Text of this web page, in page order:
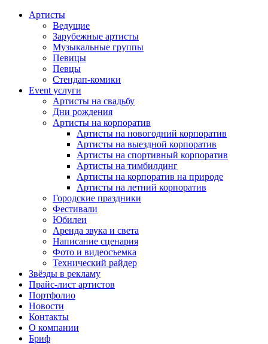
Артисты
Ведущие
Зарубежные артисты
Музыкальные группы
Певицы
Певцы
Стендап-комики
Event услуги
Артисты на свадьбу
Дни рождения
Артисты на корпоратив
Артисты на новогодний корпоратив
Артисты на выездной корпоратив
Артисты на спортивный корпоратив
Артисты на тимбилдинг
Артисты на корпоратив на природе
Артисты на летний корпоратив
Городские праздники
Фестивали
Юбилеи
Аренда звука и света
Написание сценария
Фото и видеосъемка
Технический райдер
Звёзды в рекламу
Прайс-лист артистов
Портфолио
Новости
Контакты
О компании
Бриф